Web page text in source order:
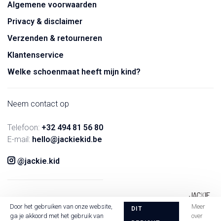
Algemene voorwaarden
Privacy & disclaimer
Verzenden & retourneren
Klantenservice
Welke schoenmaat heeft mijn kind?
Neem contact op
Telefoon: +32 494 81 56 80
E-mail: hello@jackiekid.be
@jackie.kid
Door het gebruiken van onze website,
ga je akkoord met het gebruik van
DIT
Meer
over